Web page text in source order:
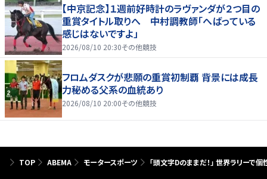
【中京記念】１週前好時計のラヴァンダが２つ目の
重賞タイトル取りへ 中村調教師「へばっている
感じはないですよ」
2026/08/10 20:30その他競技
フロムダスクが悲願の重賞初制覇 背景には成長
力秘める父系の血統あり
2026/08/10 20:00その他競技
TOP ABEMA モータースポーツ 「頭文字Dのままだ！」 世界ラリー